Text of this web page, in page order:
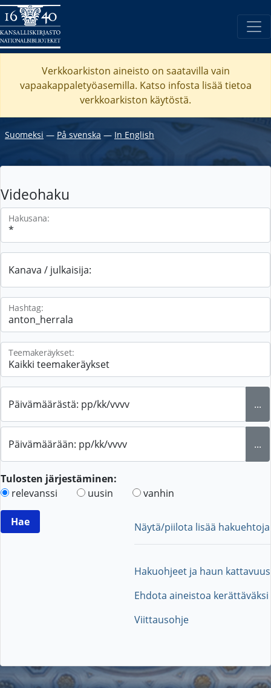
Verkkoarkiston aineisto on saatavilla vain
vapaakappaletyöasemilla. Katso infosta lisää tietoa
verkkoarkiston käytöstä.
Suomeksi ― På svenska ― In English
Videohaku
Hakusana:
Kanava / julkaisija:
Hashtag:
Teemakeräykset:
Päivämäärästä: pp/kk/vvvv ...
Päivämäärään: pp/kk/vvvv ...
Tulosten järjestäminen:
relevanssi
uusin vanhin
Näytä/piilota lisää hakuehtoja
Hakuohjeet ja haun kattavuus
Ehdota aineistoa kerättäväksi
Viittausohje